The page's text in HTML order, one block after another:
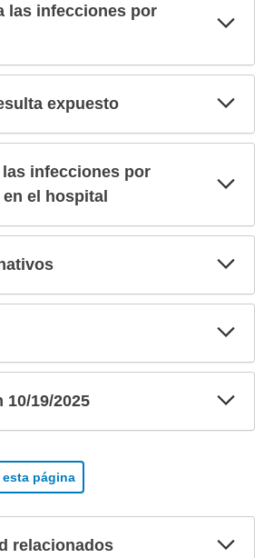
las infecciones por
expuesto
infecciones por
el hospital
19/2025
página
relacionados